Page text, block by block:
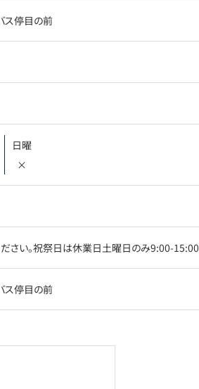
ス停目の前
日曜
×
さい。祝祭日は休業日土曜日のみ9:00-15:00
ス停目の前